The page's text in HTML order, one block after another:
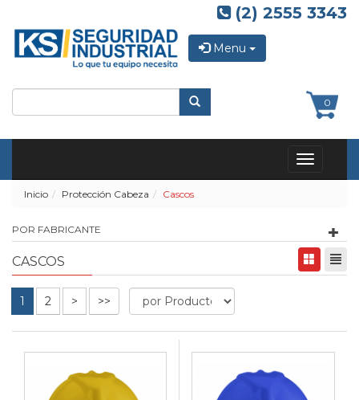
(2) 2555 3343
Menu
0
Toggle
Inicio
Protección Cabeza Cascos
POR FABRICANTE
CASCOS
1 2 > >>